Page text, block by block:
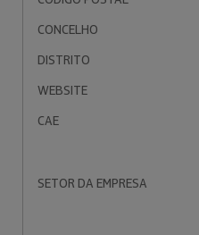
CONCELHO
DISTRITO
WEBSITE
CAE
SETOR DA EMPRESA